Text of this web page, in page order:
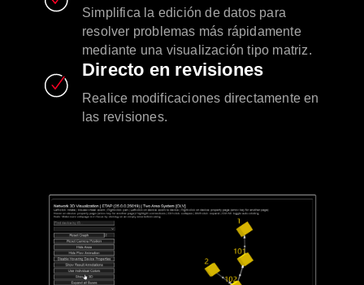
Simplifica la edición de datos para
resolver problemas más rápidamente
mediante una visualización tipo matriz.
Directo en revisiones
Realice modificaciones directamente en
las revisiones.